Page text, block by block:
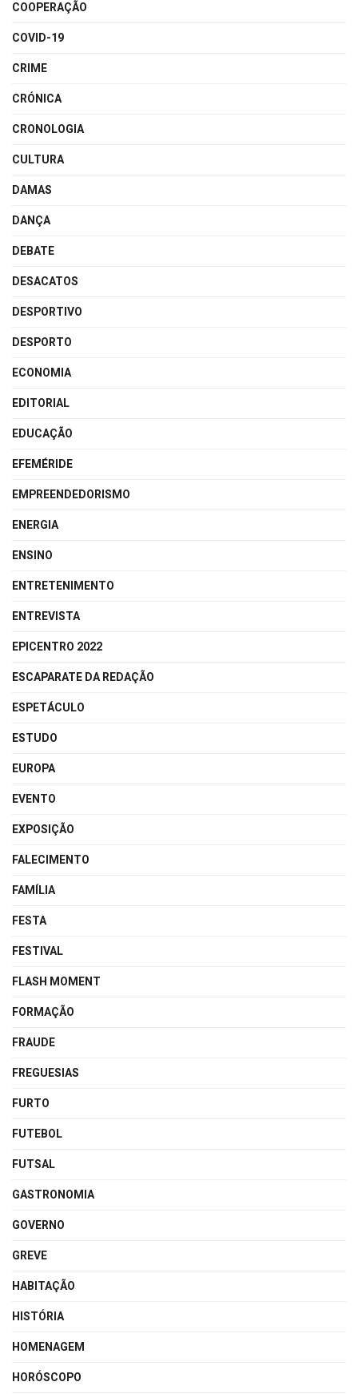
COOPERAÇÃO
COVID-19
CRIME
CRÓNICA
CRONOLOGIA
CULTURA
DAMAS
DANÇA
DEBATE
DESACATOS
DESPORTIVO
DESPORTO
ECONOMIA
EDITORIAL
EDUCAÇÃO
EFEMÉRIDE
EMPREENDEDORISMO
ENERGIA
ENSINO
ENTRETENIMENTO
ENTREVISTA
EPICENTRO 2022
ESCAPARATE DA REDAÇÃO
ESPETÁCULO
ESTUDO
EUROPA
EVENTO
EXPOSIÇÃO
FALECIMENTO
FAMÍLIA
FESTA
FESTIVAL
FLASH MOMENT
FORMAÇÃO
FRAUDE
FREGUESIAS
FURTO
FUTEBOL
FUTSAL
GASTRONOMIA
GOVERNO
GREVE
HABITAÇÃO
HISTÓRIA
HOMENAGEM
HORÓSCOPO